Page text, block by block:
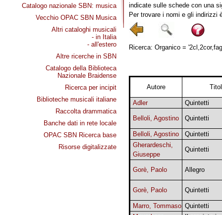
Catalogo nazionale SBN: musica
Vecchio OPAC SBN Musica
Altri cataloghi musicali
- in Italia
- all'estero
Altre ricerche in SBN
Catalogo della Biblioteca
Nazionale Braidense
Ricerca per incipit
Biblioteche musicali italiane
Raccolta drammatica
Banche dati in rete locale
OPAC SBN Ricerca base
Risorse digitalizzate
indicate sulle schede con una
Per trovare i nomi e gli indirizzi
Ricerca: Organico =
Autore
Adler Quintetti
Belloli, Agostino Quintetti
Belloli, Agostino
Quintetti
Gherardeschi,
Giuseppe
Quintetti
Gorè, Paolo Allegro
Gorè, Paolo Quintetti
Marro, Tommaso Quintetti